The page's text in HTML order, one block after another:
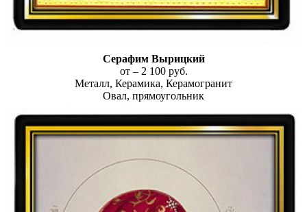
Серафим Вырицкий
от – 2 100 руб.
Металл, Керамика, Керамогранит
Овал, прямоугольник